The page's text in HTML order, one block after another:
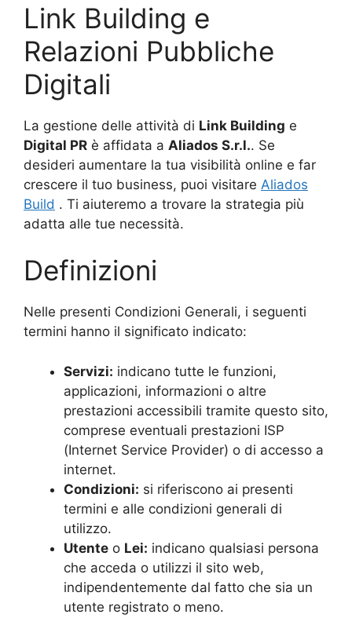
Link Building e
Relazioni Pubbliche
Digitali
La gestione delle attività di Link Building e
Digital PR è affidata a Aliados S.r.l.. Se
desideri aumentare la tua visibilità online e far
crescere il tuo business, puoi visitare Aliados
Build . Ti aiuteremo a trovare la strategia più
adatta alle tue necessità.
Definizioni
Nelle presenti Condizioni Generali, i seguenti
termini hanno il significato indicato:
Servizi: indicano tutte le funzioni,
applicazioni, informazioni o altre
prestazioni accessibili tramite questo sito,
comprese eventuali prestazioni ISP
(Internet Service Provider) o di accesso a
internet.
Condizioni: si riferiscono ai presenti
termini e alle condizioni generali di
utilizzo.
Utente o Lei: indicano qualsiasi persona
che acceda o utilizzi il sito web,
indipendentemente dal fatto che sia un
utente registrato o meno.